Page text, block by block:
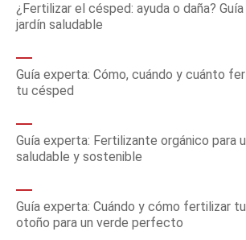
¿Fertilizar el césped: ayuda o daña?
jardín saludable
Guía experta: Cómo, cuándo y cuánto
tu césped
Guía experta: Fertilizante orgánico para
saludable y sostenible
Guía experta: Cuándo y cómo fertilizar
otoño para un verde perfecto